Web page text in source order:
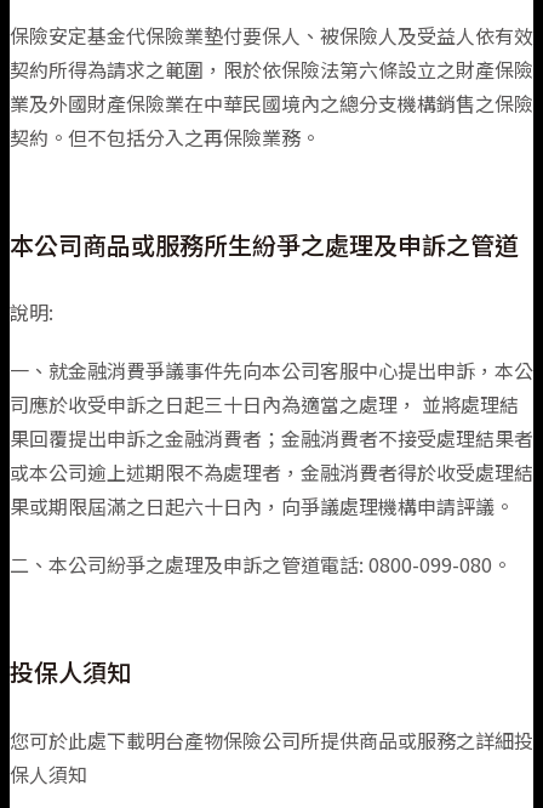
住宅火險推薦
日本旅遊推薦
文章專區
竊盜險
第三人責任險
強制險重要權益通知
團體傷害險
健康保險
國內旅行綜合保險
國外旅行綜合保險
住宅火災保險總覽
住宅火災及地震基本保險
責任保險
農業保險
運輸保險(水險)
貨物運輸保險
無人機綜合保險
人權政策宣言
防災資訊
保險安定基金代保險業墊付要保人、被保險人及受益人依有效
契約所得為請求之範圍，限於依保險法第六條設立之財產保險
業及外國財產保險業在中華民國境內之總分支機構銷售之保險
契約。但不包括分入之再保險業務。
本公司商品或服務所生紛爭之處理及申訴之管道
說明:
一、就金融消費爭議事件先向本公司客服中心提出申訴，本公
司應於收受申訴之日起三十日內為適當之處理， 並將處理結
果回覆提出申訴之金融消費者；金融消費者不接受處理結果者
或本公司逾上述期限不為處理者，金融消費者得於收受處理結
果或期限屆滿之日起六十日內，向爭議處理機構申請評議。
二、本公司紛爭之處理及申訴之管道電話: 0800-099-080。
投保人須知
您可於此處下載明台產物保險公司所提供商品或服務之詳細投
保人須知